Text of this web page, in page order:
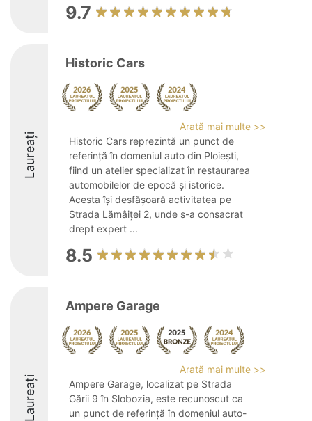
9.7
Laureați
Historic Cars
Arată mai multe >>
Historic Cars reprezintă un punct de
referință în domeniul auto din Ploiești,
fiind un atelier specializat în restaurarea
automobilelor de epocă și istorice.
Acesta își desfășoară activitatea pe
Strada Lămâiței 2, unde s-a consacrat
drept expert ...
8.5
Laureați
Ampere Garage
Arată mai multe >>
Ampere Garage, localizat pe Strada
Gării 9 în Slobozia, este recunoscut ca
un punct de referință în domeniul auto-